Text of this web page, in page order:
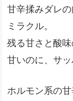
甘辛揉みダレの
ミラクル。
残る甘さと酸味
甘いのに、サッ
ホルモン系の